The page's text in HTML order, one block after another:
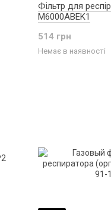
Фільтр для
M6000ABEK1
514 грн
Немає в наявності